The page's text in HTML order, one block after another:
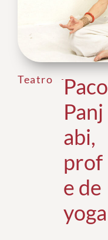
Teatro
Paco
Panj
abi,
prof
e de
yoga